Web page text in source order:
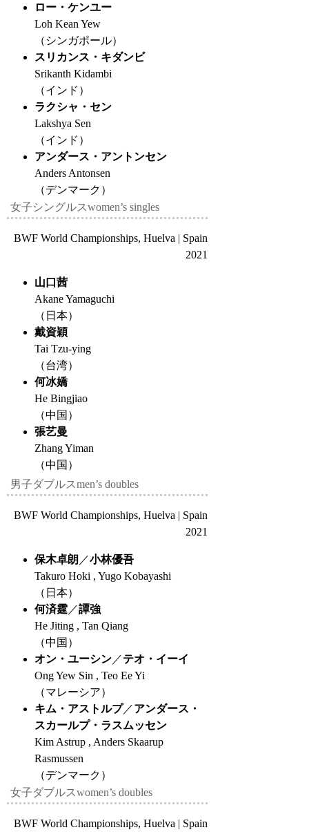
ロー・ケンユー
Loh Kean Yew
（シンガポール）
スリカンス・キダンビ
Srikanth Kidambi
（インド）
ラクシャ・セン
Lakshya Sen
（インド）
アンダース・アントンセン
Anders Antonsen
（デンマーク）
女子シングルスwomen’s singles
BWF World Championships, Huelva | Spain
2021
山口茜
Akane Yamaguchi
（日本）
戴資穎
Tai Tzu-ying
（台湾）
何冰嬌
He Bingjiao
（中国）
張艺曼
Zhang Yiman
（中国）
男子ダブルスmen’s doubles
BWF World Championships, Huelva | Spain
2021
保木卓朗 ／小林優吾
Takuro Hoki , Yugo Kobayashi
（日本）
何済霆／譚強
He Jiting , Tan Qiang
（中国）
オン・ユーシン／テオ・イーイ
Ong Yew Sin , Teo Ee Yi
（マレーシア）
キム・アストルプ／アンダース・
スカールプ・ラスムッセン
Kim Astrup , Anders Skaarup
Rasmussen
（デンマーク）
女子ダブルスwomen’s doubles
BWF World Championships, Huelva | Spain